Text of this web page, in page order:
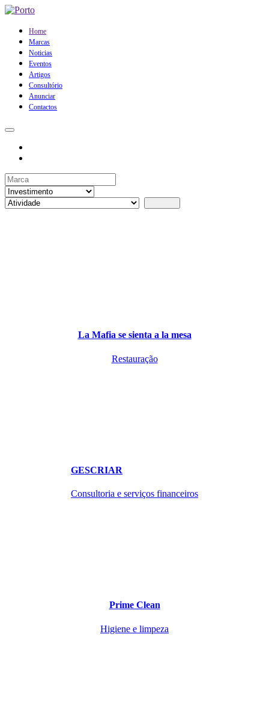
Home
Marcas
Noticias
Eventos
Artigos
Consultório
Anunciar
Contactos
La Mafia se sienta a la mesa
Restauração
GESCRIAR
Consultoria e serviços financeiros
Prime Clean
Higiene e limpeza